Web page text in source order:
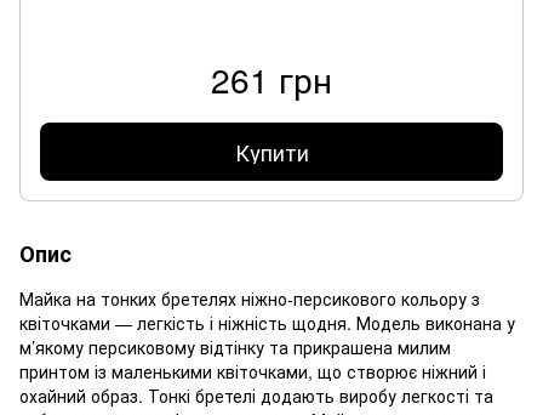
261 грн
Купити
Опис
Майка на тонких бретелях ніжно-персикового кольору з
квіточками — легкість і ніжність щодня. Модель виконана у
м’якому персиковому відтінку та прикрашена милим
принтом із маленькими квіточками, що створює ніжний і
охайний образ. Тонкі бретелі додають виробу легкості та